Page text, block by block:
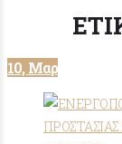
10, Μαρ